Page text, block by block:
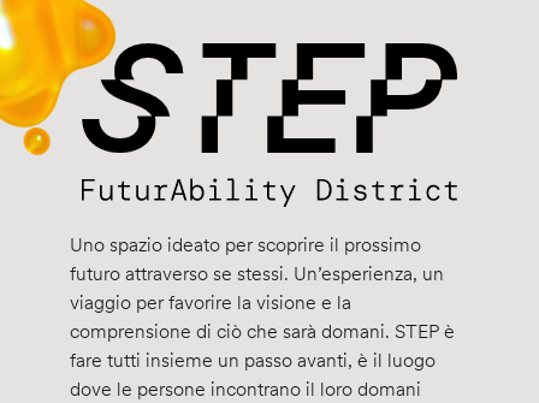
Uno spazio ideato per scoprire il prossimo
futuro attraverso se stessi. Un’esperienza, un
viaggio per favorire la visione e la
comprensione di ciò che sarà domani. STEP è
fare tutti insieme un passo avanti, è il luogo
dove le persone incontrano il loro domani